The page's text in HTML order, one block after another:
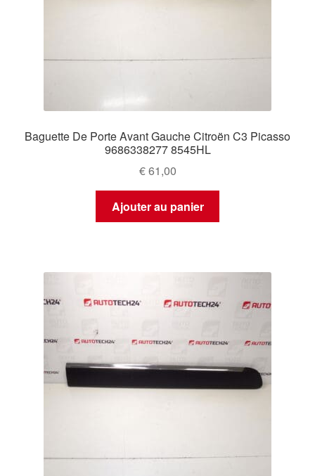
Baguette De Porte Avant Gauche Citroën C3 Picasso
9686338277 8545HL
€61,00
Ajouter au panier